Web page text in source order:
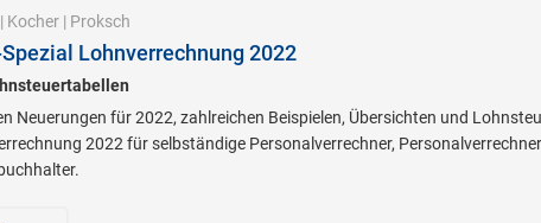
Kocher| Proksch
Spezial Lohnverrechnung 2022
Neuerungen für 2022, zahlreichen Beispielen, Übersichten und
2022 für selbständige Personalverrechner,